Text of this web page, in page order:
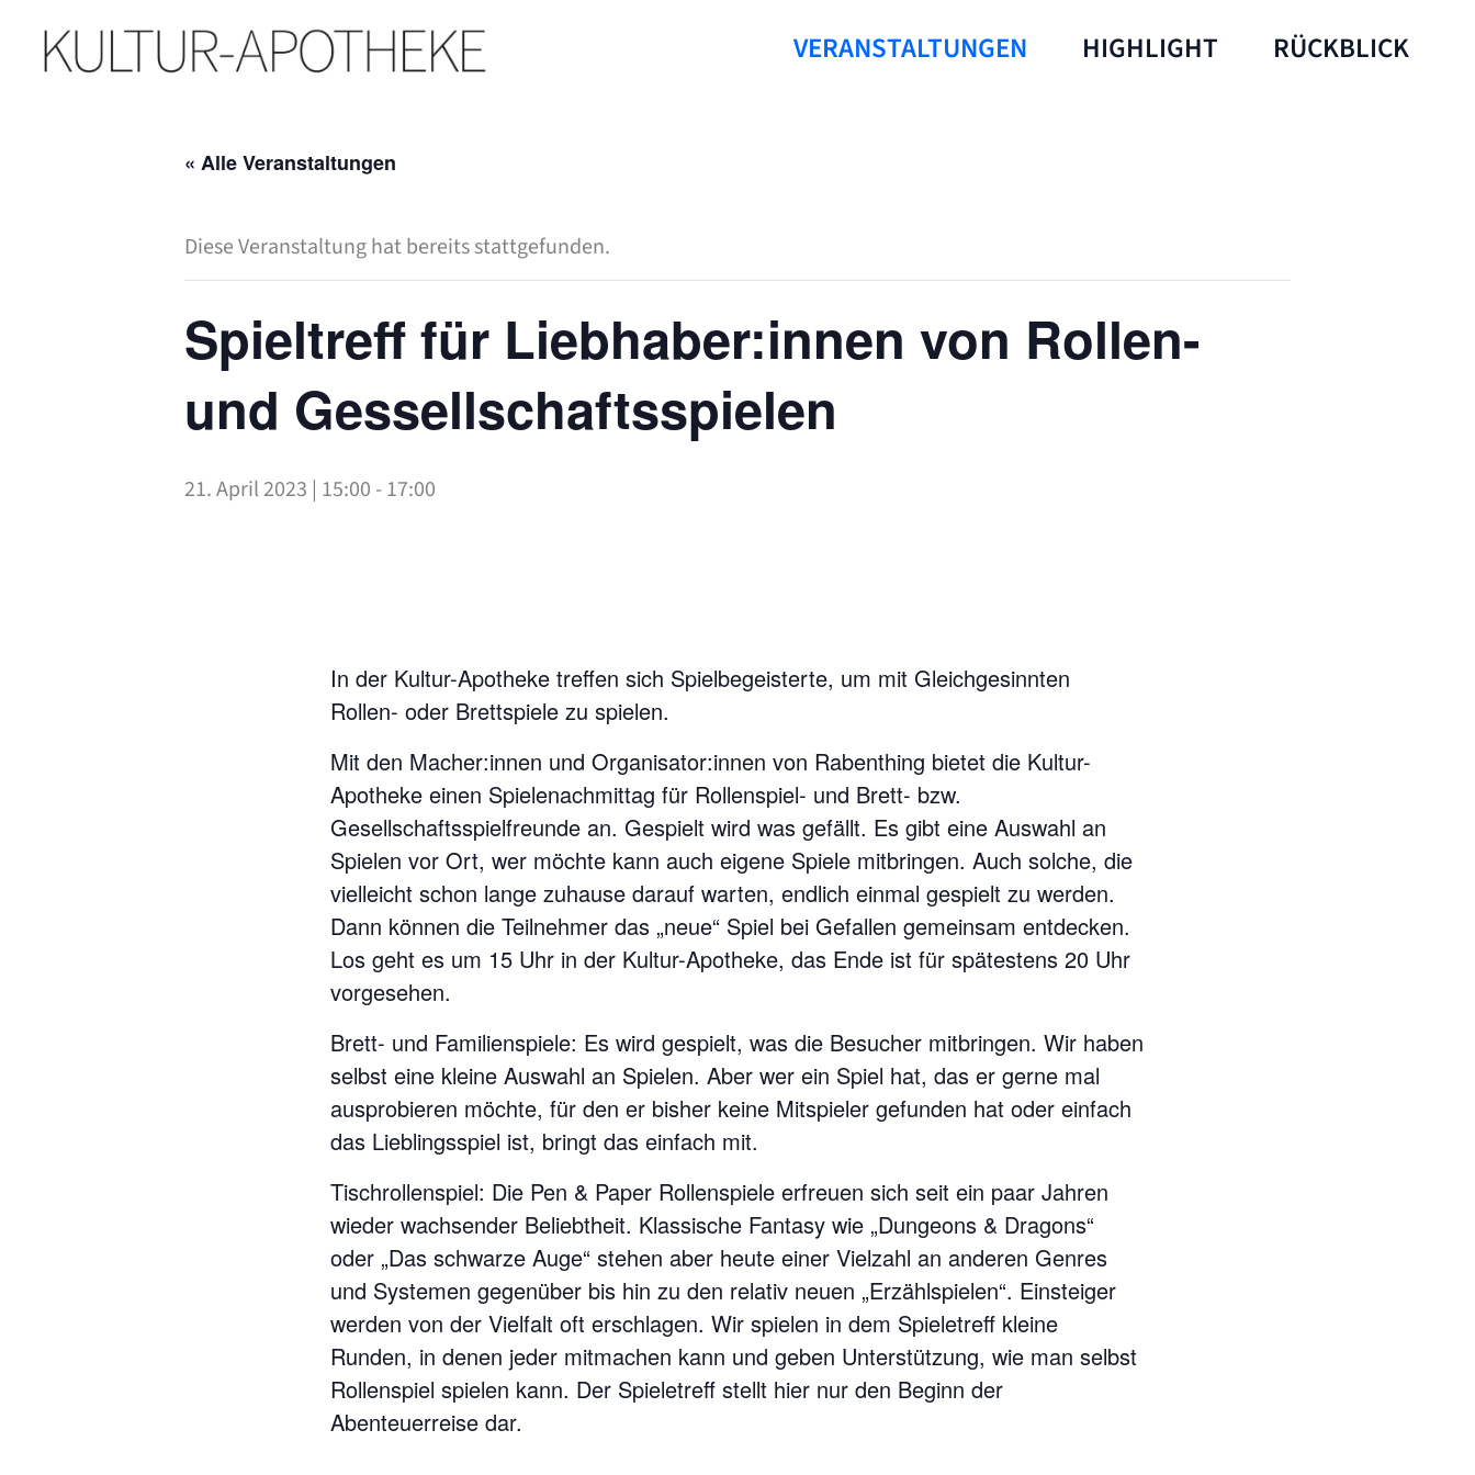
Inhalt
VERANSTALTUNGEN HIGHLIGHT RÜCKBLICK
« Alle Veranstaltungen
Diese Veranstaltung hat bereits stattgefunden.
Spieltreff für Liebhaber:innen von Rollen-
und Gessellschaftsspielen
21. April 2023 | 15:00 -17:00
In der Kultur-Apotheke treffen sich Spielbegeisterte, um mit Gleichgesinnten
Rollen- oder Brettspiele zu spielen.
Mit den Macher:innen und Organisator:innen von Rabenthing bietet die Kultur-
Apotheke einen Spielenachmittag für Rollenspiel- und Brett- bzw.
Gesellschaftsspielfreunde an. Gespielt wird was gefällt. Es gibt eine Auswahl an
Spielen vor Ort, wer möchte kann auch eigene Spiele mitbringen. Auch solche, die
vielleicht schon lange zuhause darauf warten, endlich einmal gespielt zu werden.
Dann können die Teilnehmer das „neue“ Spiel bei Gefallen gemeinsam entdecken.
Los geht es um 15 Uhr in der Kultur-Apotheke, das Ende ist für spätestens 20 Uhr
vorgesehen.
Brett- und Familienspiele: Es wird gespielt, was die Besucher mitbringen. Wir haben
selbst eine kleine Auswahl an Spielen. Aber wer ein Spiel hat, das er gerne mal
ausprobieren möchte, für den er bisher keine Mitspieler gefunden hat oder einfach
das Lieblingsspiel ist, bringt das einfach mit.
Tischrollenspiel: Die Pen & Paper Rollenspiele erfreuen sich seit ein paar Jahren
wieder wachsender Beliebtheit. Klassische Fantasy wie „Dungeons & Dragons“
oder „Das schwarze Auge“ stehen aber heute einer Vielzahl an anderen Genres
und Systemen gegenüber bis hin zu den relativ neuen „Erzählspielen“. Einsteiger
werden von der Vielfalt oft erschlagen. Wir spielen in dem Spieletreff kleine
Runden, in denen jeder mitmachen kann und geben Unterstützung, wie man selbst
Rollenspiel spielen kann. Der Spieletreff stellt hier nur den Beginn der
Abenteuerreise dar.